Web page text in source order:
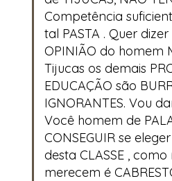
Competência
tal PASTA . Quer
OPINIÃO do homem
Tijucas os demais
EDUCAÇÃO são
IGNORANTES. Vou
Você homem de
CONSEGUIR se
desta CLASSE ,
merecem é